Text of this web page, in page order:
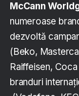
McCann
numeroase
dezvoltă
(Beko,
Raiffeisen,
branduri